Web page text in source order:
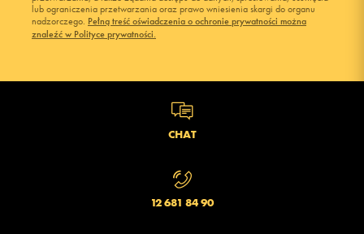
lub ograniczenia przetwarzania oraz prawo wniesienia skargi do organu
nadzorczego. Pełną treść oświadczenia o ochronie prywatności można
znaleźć w Polityce prywatności.
CHAT
12 681 84 90